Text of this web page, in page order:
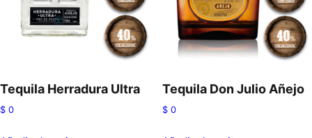
Tequila Herradura Ultra
$ 0
Tequila Don Julio Añejo
$0